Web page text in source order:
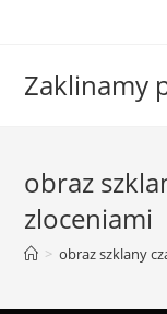
Zaklinamy
obraz
zloceniami
> obraz szklany